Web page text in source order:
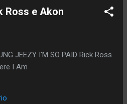
Jive, Nappy Boy Entertainment
Sítio oficial
e produtor estadunidense mais
por usar o efeito Auto-Tune
Ross e Akon
JEEZY I'M SO PAID Rick Ross
I Am